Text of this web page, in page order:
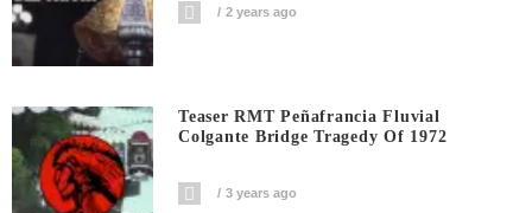
2 years ago
Teaser RMT Peñafrancia Fluvial
Colgante Bridge Tragedy Of 1972
3 years ago